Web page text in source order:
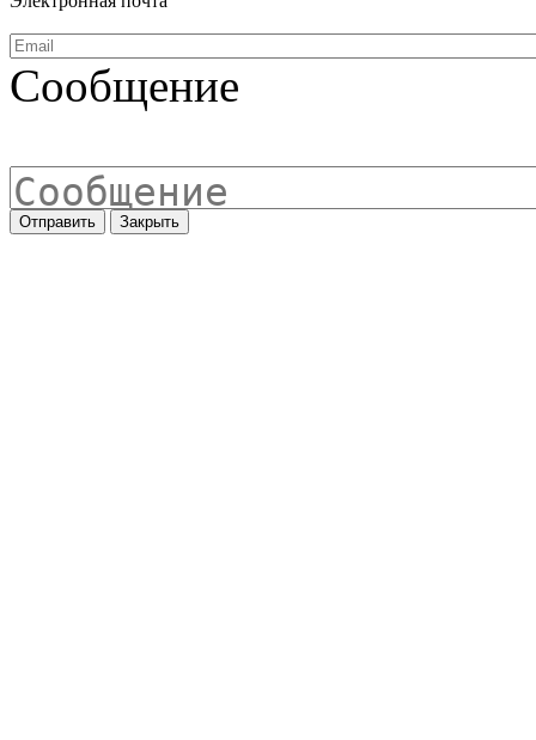
Сообщение
Отправить Закрыть